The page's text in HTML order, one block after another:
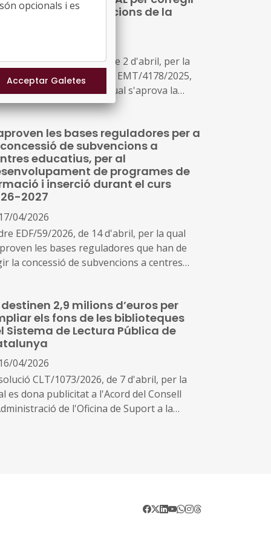
en centres públics de Catalunya,
i resiliència, finançat per la Unió
Next Generation EU
de les subvencions de la
EMT/1131/2026, de 2 d'abril, per la
es modifica la Resolució EMT/4178/2025,
10 de novembre, per la qual s'aprova la
derivada de les bases reguladores
Formació Professional Ocupacional
(SOC-FPODUAL) (ref. BDNS 868065)
les bases reguladores per a
de subvencions a
educatius, per al
de programes de
i inserció durant el curs
2027
17/04/2026
EDF/59/2026, de 14 d'abril, per la qual
les bases reguladores que han de
la concessió de subvencions a centres
2026-2027
destinen 2,9 milions d’euros per
els fons de les biblioteques
Sistema de Lectura Pública de
16/04/2026
CLT/1073/2026, de 7 d'abril, per la
es dona publicitat a l'Acord del Consell
de l'Oficina de Suport a la
durant el període 2026-2027 (ref.
opcionals i es